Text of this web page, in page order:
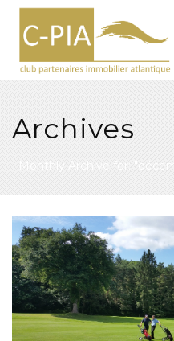
Archives
Monthly Archive for: